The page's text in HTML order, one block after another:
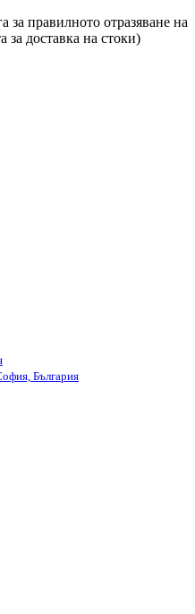
за правилното отразяване на
доставка на стоки)
България